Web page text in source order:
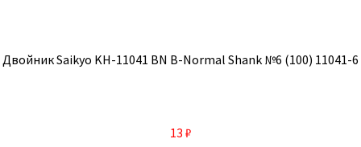
Двойник Saikyo KH-11041 BN B-Normal Shank №6 (100) 11041-6
13 ₽